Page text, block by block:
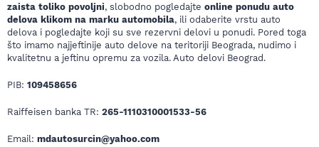
zaista toliko povoljni, slobodno pogledajte online ponudu auto
delova klikom na marku automobila, ili odaberite vrstu auto
delova i pogledajte koji su sve rezervni delovi u ponudi. Pored toga
što imamo najjeftinije auto delove na teritoriji Beograda, nudimo i
kvalitetnu a jeftinu opremu za vozila. Auto delovi Beograd.
PIB: 109458656
Raiffeisen banka TR: 265-1110310001533-56
Email: mdautosurcin@yahoo.com